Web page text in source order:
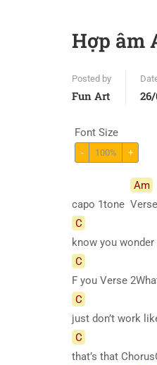
Hợp âm
Posted by
Fun Art
Font Size
- 100% +
capo 1tone
Am
C
know you
C
F you Verse
C
just don’t work
C
that’s that